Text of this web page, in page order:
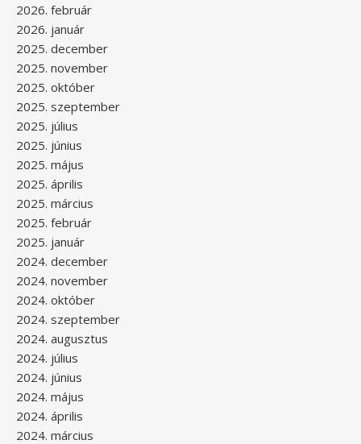
2026. február
2026. január
2025. december
2025. november
2025. október
2025. szeptember
2025. július
2025. június
2025. május
2025. április
2025. március
2025. február
2025. január
2024. december
2024. november
2024. október
2024. szeptember
2024. augusztus
2024. július
2024. június
2024. május
2024. április
2024. március